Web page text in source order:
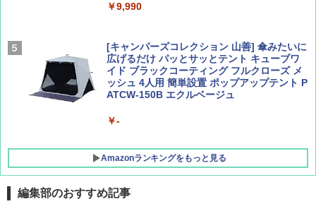
￥1,833
￥9,990
[キャンパーズコレクション 山善] 傘みたいに
広げるだけ パッとサッとテント キューブワ
イド ブラックコーティング フルクローズ メ
ッシュ 4人用 簡単設置 ポップアップテント P
ATCW-150B エクルベージュ
￥-
Amazonランキングをもっと見る
編集部のおすすめ記事